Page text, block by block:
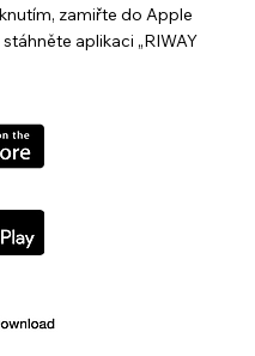
zamiřte do Apple
aplikaci „RIWAY